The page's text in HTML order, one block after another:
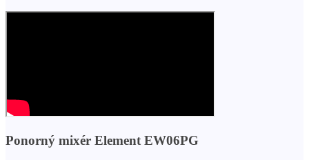
Ponorný mixér Element EW06PG